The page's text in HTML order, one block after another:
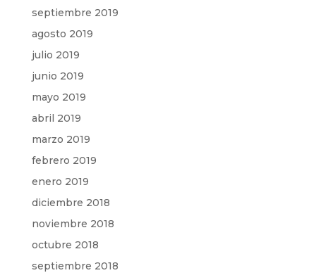
septiembre 2019
agosto 2019
julio 2019
junio 2019
mayo 2019
abril 2019
marzo 2019
febrero 2019
enero 2019
diciembre 2018
noviembre 2018
octubre 2018
septiembre 2018